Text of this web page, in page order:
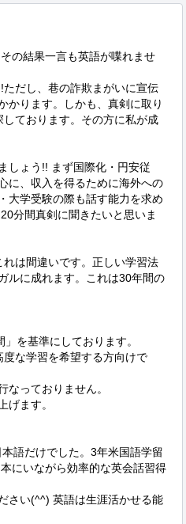
の結果一言も英語が喋れませ
だし、巷の詐欺まがいに宣伝
かります。しかも、真剣に取り
ております。その方に私が成
ょう!! まず国際化・円安従
に、収入を得るために海外への
大学受験の際も話す能力を求め
分間真剣に聞きたいと思いま
ルに成れます。これは30年間の
っておりません。
げます。
にいながら効率的な英会話習得
さい(^^) 英語は生涯活かせる能